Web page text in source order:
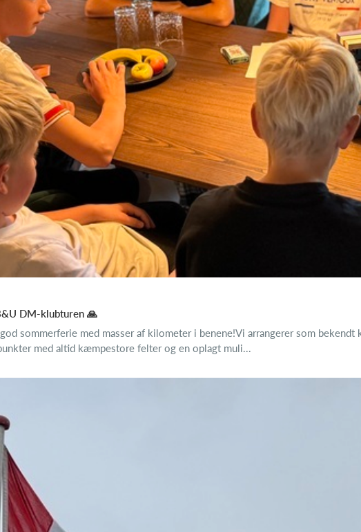
DM-klubturen 🙏
sommerferie med masser af kilometer i benene!Vi arrangerer som
med altid kæmpestore felter og en oplagt muli...